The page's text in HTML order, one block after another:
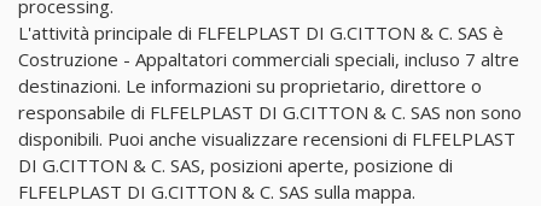
processing.
L'attività principale di FLFELPLAST DI G.CITTON & C. SAS è
Costruzione - Appaltatori commerciali speciali, incluso 7 altre
destinazioni. Le informazioni su proprietario, direttore o
responsabile di FLFELPLAST DI G.CITTON & C. SAS non sono
disponibili. Puoi anche visualizzare recensioni di FLFELPLAST
DI G.CITTON & C. SAS, posizioni aperte, posizione di
FLFELPLAST DI G.CITTON & C. SAS sulla mappa.